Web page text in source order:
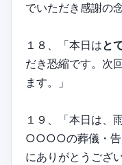
でいただき感謝の
１８、「本日はと
だき恐縮です。次
ます。」
１９、「本日は、
○○○○の葬儀・告
にありがとうござ